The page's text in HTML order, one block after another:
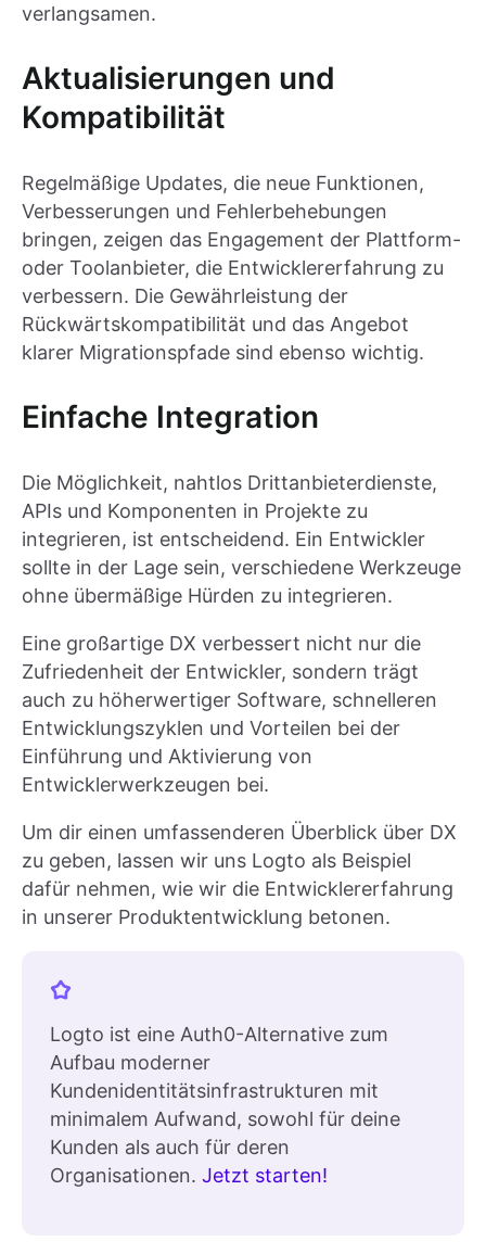
verlangsamen.
Aktualisierungen und
Kompatibilität
Regelmäßige Updates, die neue Funktionen,
Verbesserungen und Fehlerbehebungen
bringen, zeigen das Engagement der Plattform-
oder Toolanbieter, die Entwicklererfahrung zu
verbessern. Die Gewährleistung der
Rückwärtskompatibilität und das Angebot
klarer Migrationspfade sind ebenso wichtig.
Einfache Integration
Die Möglichkeit, nahtlos Drittanbieterdienste,
APIs und Komponenten in Projekte zu
integrieren, ist entscheidend. Ein Entwickler
sollte in der Lage sein, verschiedene Werkzeuge
ohne übermäßige Hürden zu integrieren.
Eine großartige DX verbessert nicht nur die
Zufriedenheit der Entwickler, sondern trägt
auch zu höherwertiger Software, schnelleren
Entwicklungszyklen und Vorteilen bei der
Einführung und Aktivierung von
Entwicklerwerkzeugen bei.
Um dir einen umfassenderen Überblick über DX
zu geben, lassen wir uns Logto als Beispiel
dafür nehmen, wie wir die Entwicklererfahrung
in unserer Produktentwicklung betonen.
Logto ist eine Auth0-Alternative zum
Aufbau moderner
Kundenidentitätsinfrastrukturen mit
minimalem Aufwand, sowohl für deine
Kunden als auch für deren
Organisationen. Jetzt starten!